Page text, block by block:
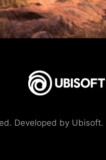
Developed by